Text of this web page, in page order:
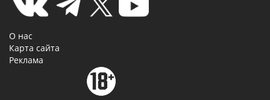
О нас
Карта сайта
Реклама